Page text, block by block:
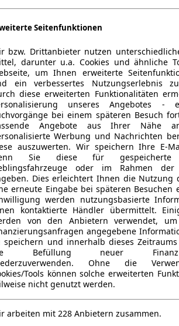
Seitenfunktionen
bzw. Drittanbieter nutzen
darunter u.a. Cookies und ähnliche
um Ihnen erweiterte
ein verbessertes Nutzungserlebnis
diese erweiterten Funktionalitäten
unseres Angebotes
bei einem späteren Besuch
Angebote aus Ihrer Nähe
Werbung und Nachrichten
auszuwerten. Wir speichern Ihre E-
Sie diese für gespeicherte
oder im Rahmen der
Dies erleichtert Ihnen die Nutzung
erneute Eingabe bei späteren
werden nutzungsbasierte
kontaktierte Händler übermittelt.
von den Anbietern verwendet,
angegebene
speichern und innerhalb dieses
Befüllung neuer
Ohne die
Tools können solche erweiterten
nicht genutzt werden.
arbeiten mit 228 Anbietern zusammen.